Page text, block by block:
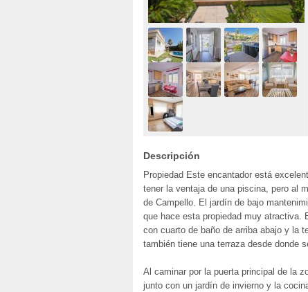
Descripción
Propiedad Este encantador está
tener la ventaja de una piscina, pero al
de Campello. El jardín de bajo
que hace esta propiedad muy atractiva.
con cuarto de baño de arriba abajo y la
también tiene una terraza desde donde
Al caminar por la puerta principal de la
junto con un jardín de invierno y la